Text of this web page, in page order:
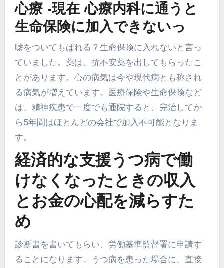
心療 -現在 心療内科に通うと
生命保険に加入できないっ
嘘をついてもばれる？生命保険に入れないと言っ
ていました。薬は、抗不安薬を出してもらったこ
とがあります。心の病気は今や現代病とも称され
る病気が増えています。医療保険や生命保険など
は、精神疾患で一度でも通院すると、完治してか
ら5年間はほとんどの会社で加入不可能となりま
す。
経済的な支援うつ病で働
けなくなったときの収入
とお金の心配を減らすた
め
診断書を書いてもらい、労働基準監督署に申請す
ることになります。うつ病を患った場合に、直接